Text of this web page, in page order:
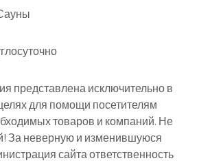
представлена исключительно в
для помощи посетителям
товаров и компаний. Не
За неверную и изменившуюся
сайта ответственность